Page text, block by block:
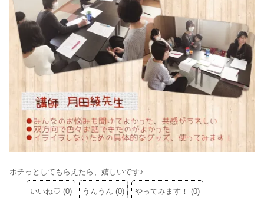
ポチっとしてもらえたら、嬉しいです♪
いいね♡ (0) うんうん (0) やってみます！ (0)